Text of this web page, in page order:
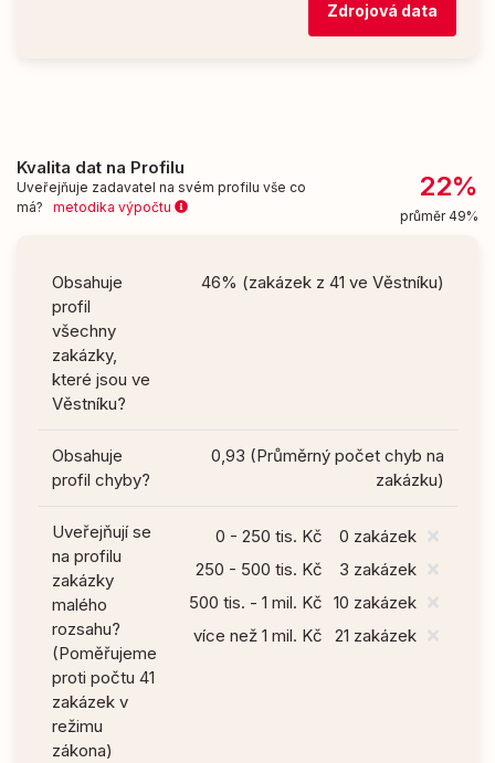
Zdrojová data
Kvalita dat na Profilu
Uveřejňuje zadavatel na svém profilu vše co
má? metodika výpočtu
22%
průměr 49%
Obsahuje
profil
všechny
zakázky,
které jsou ve
Věstníku?
46% (zakázek z 41 ve Věstníku)
Obsahuje
profil chyby?
0,93 (Průměrný počet chyb na
zakázku)
Uveřejňují se
na profilu
zakázky
malého
rozsahu?
(Poměřujeme
proti počtu 41
zakázek v
režimu
zákona)
0 - 250 tis. Kč
0 zakázek
250 - 500 tis. Kč
3 zakázek
500 tis. - 1 mil. Kč 10 zakázek
více než 1 mil. Kč
21 zakázek